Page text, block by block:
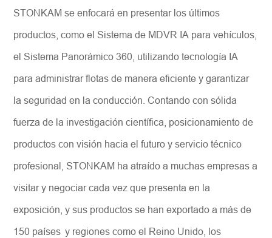
STONKAM se enfocará en presentar los últimos
productos, como el Sistema de MDVR IA para vehículos,
el Sistema Panorámico 360, utilizando tecnología IA
para administrar flotas de manera eficiente y garantizar
la seguridad en la conducción. Contando con sólida
fuerza de la investigación científica, posicionamiento de
productos con visión hacia el futuro y servicio técnico
profesional, STONKAM ha atraído a muchas empresas a
visitar y negociar cada vez que presenta en la
exposición, y sus productos se han exportado a más de
150 países y regiones como el Reino Unido, los